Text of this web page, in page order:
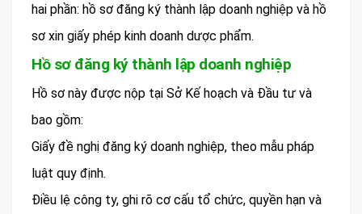
hai phần: hồ sơ đăng ký thành lập doanh nghiệp và hồ
sơ xin giấy phép kinh doanh dược phẩm.
Hồ sơ đăng ký thành lập doanh nghiệp
Hồ sơ này được nộp tại Sở Kế hoạch và Đầu tư và
bao gồm:
Giấy đề nghị đăng ký doanh nghiệp, theo mẫu pháp
luật quy định.
Điều lệ công ty, ghi rõ cơ cấu tổ chức, quyền hạn và